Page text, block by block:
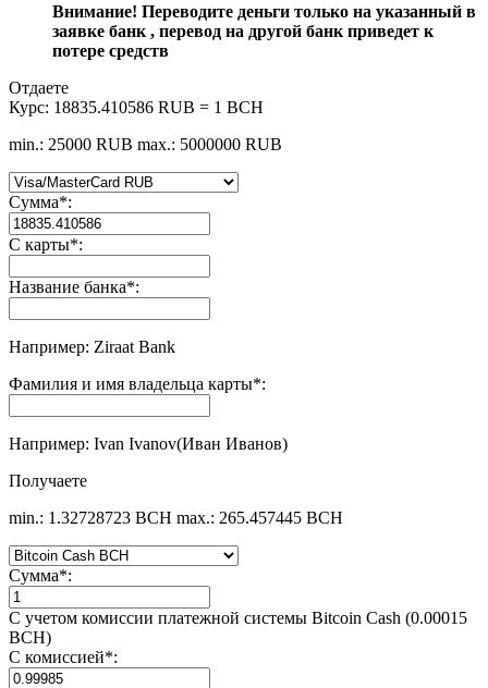
Внимание! Переводите деньги только на указанный в
заявке банк , перевод на другой банк приведет к
потере средств
Отдаете
Курс: 18835.410586 RUB = 1 BCH
min.: 25000 RUB max.: 5000000 RUB
Сумма*:
С карты*:
Название банка*:
Например: Ziraat Bank
Фамилия и имя владельца карты*:
Например: Ivan Ivanov(Иван Иванов)
Получаете
min.: 1.32728723 BCH max.: 265.457445 BCH
Сумма*:
С учетом комиссии платежной системы Bitcoin Cash (0.00015
BCH)
С комиссией*: